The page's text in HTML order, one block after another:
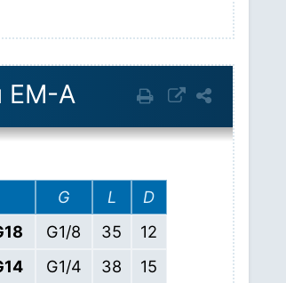
EM-A
G L
D
G1/8 35
12
G1/4 38
15